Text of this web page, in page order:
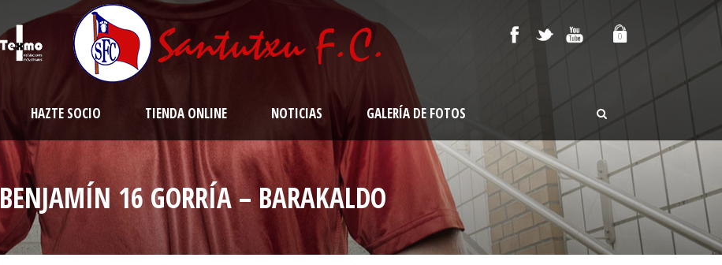
0
HAZTE SOCIO TIENDA ONLINE NOTICIAS GALERÍA DE FOTOS
BENJAMÍN 16 GORRÍA – BARAKALDO